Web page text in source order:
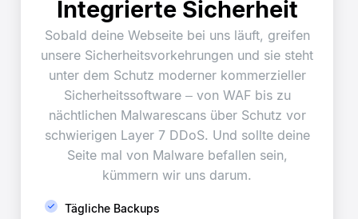
Integrierte Sicherheit
Sobald deine Webseite bei uns läuft, greifen
unsere Sicherheitsvorkehrungen und sie steht
unter dem Schutz moderner kommerzieller
Sicherheitssoftware – von WAF bis zu
nächtlichen Malwarescans über Schutz vor
schwierigen Layer 7 DDoS. Und sollte deine
Seite mal von Malware befallen sein,
kümmern wir uns darum.
Tägliche Backups